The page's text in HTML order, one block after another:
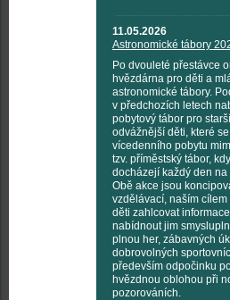
11.05.2026
Astronomické tábory
Po dvouleté přestávce
hvězdárna pro děti a
astronomické tábory.
v předchozích letech
pobytový tábor pro
odvážnější děti, které
vícedenního pobytu
tzv. příměstský tábor,
docházejí každý den
Obě akce jsou
vzdělávací, naším cílem
děti zahlcovat
nabídnout jim
plnou her, zábavných
dobrovolných
především odpočinku
hvězdnou oblohou při
pozorováních.